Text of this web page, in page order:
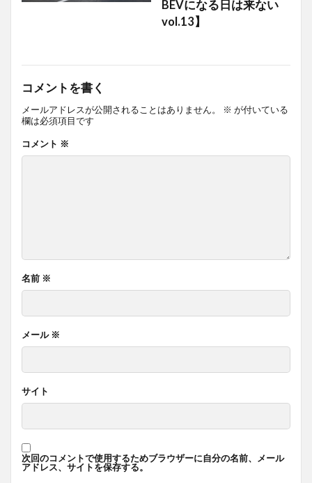
BEVになる日は来ない
vol.13】
コメントを書く
メールアドレスが公開されることはありません。 ※ が付いている
欄は必須項目です
コメント ※
名前 ※
メール ※
サイト
次回のコメントで使用するためブラウザーに自分の名前、メール
アドレス、サイトを保存する。